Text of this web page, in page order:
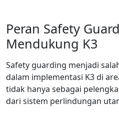
Peran Safety
Mendukung K3
Safety guarding menjadi
dalam implementasi K3 di
tidak hanya sebagai
dari sistem perlindungan